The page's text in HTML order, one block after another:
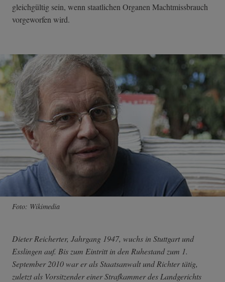
gleichgültig sein, wenn staatlichen Organen Machtmissbrauch
vorgeworfen wird.
Foto: Wikimedia
Dieter Reicherter, Jahrgang 1947, wuchs in Stuttgart und
Esslingen auf. Bis zum Eintritt in den Ruhestand zum 1.
September 2010 war er als Staatsanwalt und Richter tätig,
zuletzt als Vorsitzender einer Strafkammer des Landgerichts